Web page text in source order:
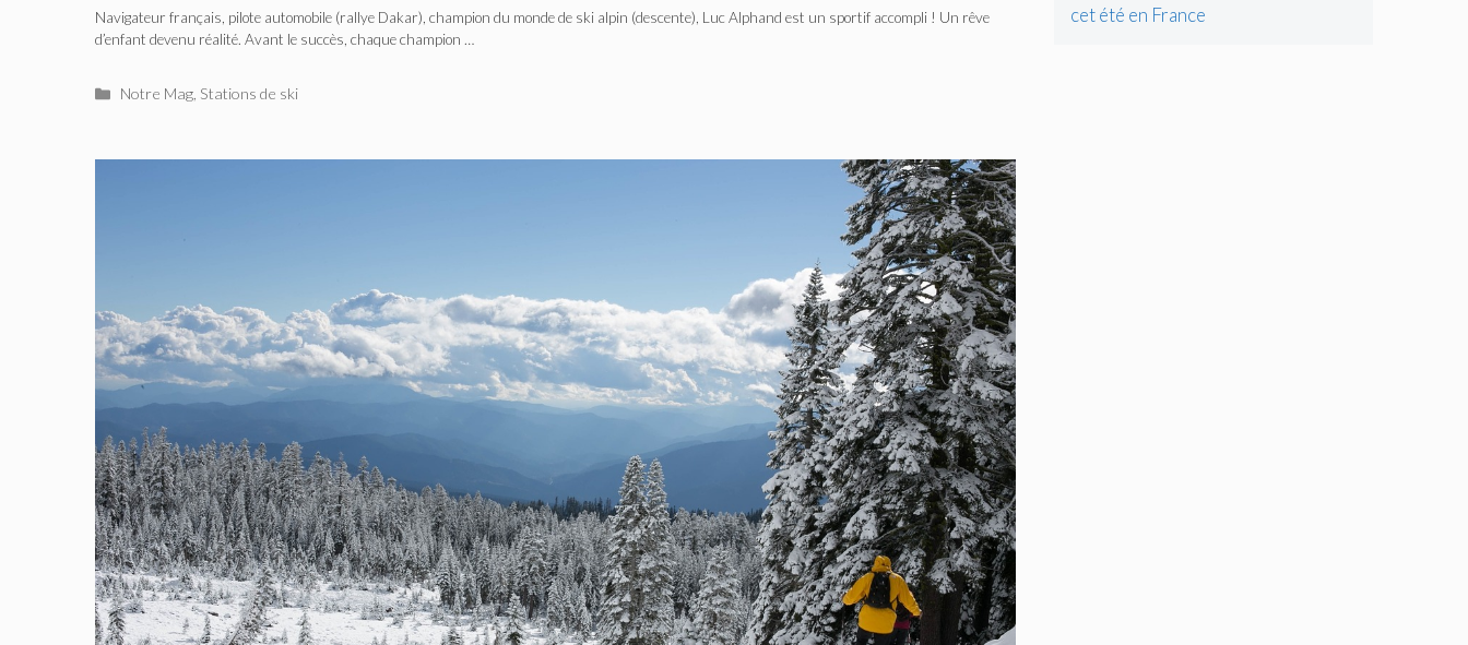
Navigateur français, pilote automobile (rallye Dakar), champion du monde de ski alpin (descente), Luc Alphand est un sportif accompli ! Un rêve
d’enfant devenu réalité. Avant le succès, chaque champion …
Catégories
Notre Mag Stations de ski
cet été en France